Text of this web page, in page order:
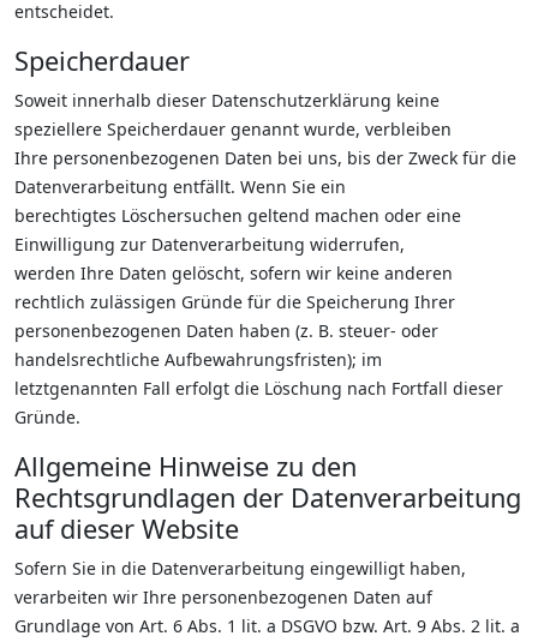
entscheidet.
Speicherdauer
Soweit innerhalb dieser Datenschutzerklärung keine
speziellere Speicherdauer genannt wurde, verbleiben
Ihre personenbezogenen Daten bei uns, bis der Zweck für die
Datenverarbeitung entfällt. Wenn Sie ein
berechtigtes Löschersuchen geltend machen oder eine
Einwilligung zur Datenverarbeitung widerrufen,
werden Ihre Daten gelöscht, sofern wir keine anderen
rechtlich zulässigen Gründe für die Speicherung Ihrer
personenbezogenen Daten haben (z. B. steuer- oder
handelsrechtliche Aufbewahrungsfristen); im
letztgenannten Fall erfolgt die Löschung nach Fortfall dieser
Gründe.
Allgemeine Hinweise zu den
Rechtsgrundlagen der Datenverarbeitung
auf dieser Website
Sofern Sie in die Datenverarbeitung eingewilligt haben,
verarbeiten wir Ihre personenbezogenen Daten auf
Grundlage von Art. 6 Abs. 1 lit. a DSGVO bzw. Art. 9 Abs. 2 lit. a